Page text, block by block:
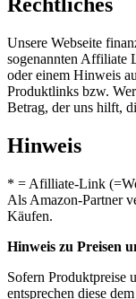
Unsere Webseite
sogenannten Affiliate
oder einem Hinweis
Produktlinks bzw.
Betrag, der uns hilft,
Hinweis
* = Afilliate-Link
Als Amazon-Partner
Käufen.
Hinweis zu Preisen
Sofern Produktpreise
entsprechen diese